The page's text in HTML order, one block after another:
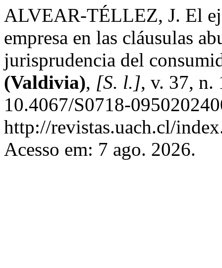
ALVEAR-TÉLLEZ, J. El
empresa en las cláusulas
jurisprudencia del
(Valdivia), [S. l.], v. 37, n.
10.4067/S0718-
http://revistas.uach.cl/
Acesso em: 7 ago. 2026.